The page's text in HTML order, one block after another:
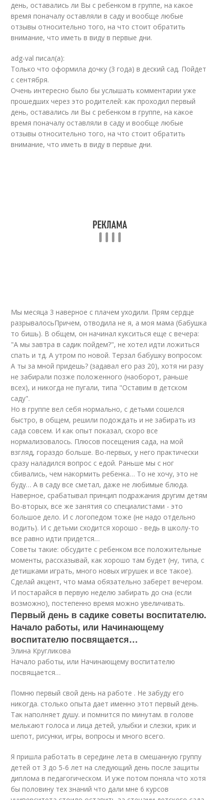
день, оставались ли Вы с ребенком в группе, на какое
время поначалу оставляли в саду и вообще любые
отзывы относительно того, на что стоит обратить
внимание, что иметь в виду в первые дни.
adg-val писал(а):
Только что оформила дочку (3 года) в деский сад. Пойдет
с сентября.
Очень интересно было бы услышать комментарии уже
прошедших через это родителей: как проходил первый
день, оставались ли Вы с ребенком в группе, на какое
время поначалу оставляли в саду и вообще любые
отзывы относительно того, на что стоит обратить
внимание, что иметь в виду в первые дни.
Мы месяца 3 наверное с плачем уходили. Прям сердце
разрывалосьПричем, отводила не я, а моя мама (бабушка
то бишь). В общем, он начинал кукситься еще с вечера:
"А мы завтра в садик пойдем?", не хотел идти ложиться
спать и тд. А утром по новой. Терзал бабушку вопросом:
А ты за мной придешь? (задавал его раз 20), хотя ни разу
не забирали позже положенного (наоборот, раньше
всех), и никогда не пугали, типа "Оставим в детском
саду".
Но в группе вел себя нормально, с детьми сошелся
быстро, в общем, решили подождать и не забирать из
сада совсем. И как опыт показал, скоро все
нормализовалось. Плюсов посещения сада, на мой
взгляд, гораздо больше. Во-первых, у него практически
сразу наладился вопрос с едой. Раньше мы с ног
сбивались, чем накормить ребенка… То не хочу, это не
буду… А в саду все сметал, даже не любимые блюда.
Наверное, срабатывал принцип подражания другим детям
Во-вторых, все же занятия со специалистами - это
большое дело. И с логопедом тоже (не надо отдельно
водить). И с детьми сходится хорошо - ведь в школу-то
все равно идти придется…
Советы такие: обсудите с ребенком все положительные
моменты, рассказывай, как хорошо там будет (ну, типа, с
детишками играть, много новых игрушек и все такое).
Сделай акцент, что мама обязательно заберет вечером.
И постарайся в первую неделю забирать до сна (если
возможно), постепенно время можно увеличивать.
Первый день в садике советы воспитателю.
Начало работы, или Начинающему
воспитателю посвящается…
Элина Кругликова
Начало работы, или Начинающему воспитателю
посвящается…
Помню первый свой день на работе . Не забуду его
никогда. столько опыта дает именно этот первый день.
Так наполняет душу. и помнится по минутам. в голове
мелькают голоса и лица детей, улыбки и слезки, крик и
шепот, рисунки, игры, вопросы и много всего.
Я пришла работать в середине лета в смешанную группу
детей от 3 до 5-6 лет на следующий день после защиты
диплома в педагогическом. И уже потом поняла что хотя
бы половину тех знаний что дали мне 6 курсов